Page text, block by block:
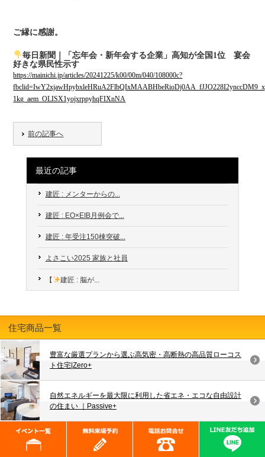
ご縁に感謝。
毎日新聞｜「忘年会・新年会する企業」高知が全国1位 宴会
好きな県民性示す
https://mainichi.jp/articles/20241225/k00/00m/040/108000c?
1kg_aem_OLISX1yojxrppyhqFIXnNA
前の記事へ
最近の記事
建匠 : メンターからの...
建匠 : EO×EIB月例会で...
建匠 : 年受注150棟突破...
よさこい2025 家族と社員
【 建匠 : 脳が...
住宅商品一覧
豊富な厳選プランから選ぶ高気密・高断熱の高品質ローコス
ト住宅|Zero+
自然エネルギーを最大限に利用した省エネ・エコな自由設計
の住まい ｜Passive+
いつまでも美しくいつまでも快適でいつまでも暮らしつづけ
たい そんな住環境としての家づくりを｜グランデ